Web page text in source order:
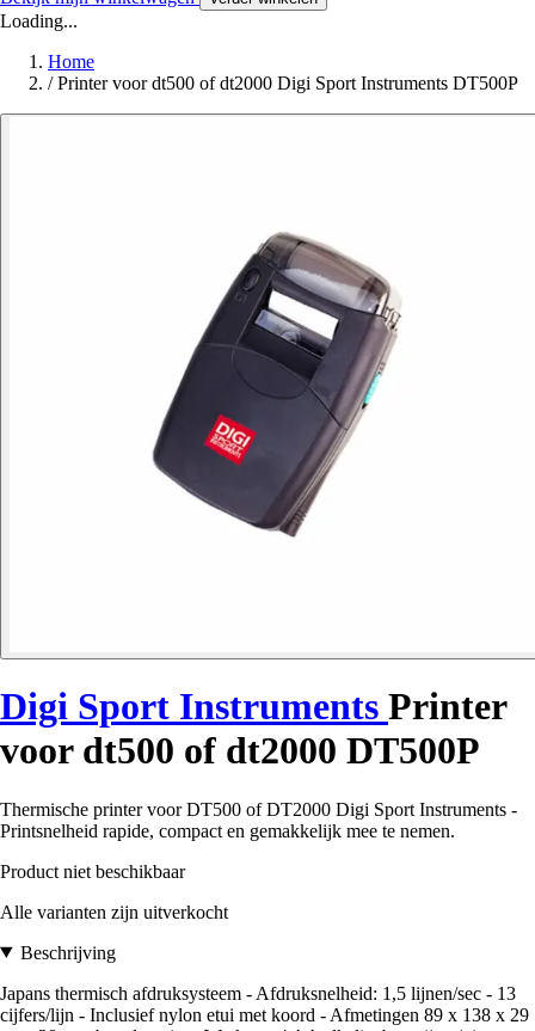
Loading...
Home
/ Printer voor dt500 of dt2000 Digi Sport Instruments DT500P
Digi Sport Instruments Printer
voor dt500 of dt2000 DT500P
Thermische printer voor DT500 of DT2000 Digi Sport Instruments -
Printsnelheid rapide, compact en gemakkelijk mee te nemen.
Product niet beschikbaar
Alle varianten zijn uitverkocht
Beschrijving
Japans thermisch afdruksysteem - Afdruksnelheid: 1,5 lijnen/sec - 13
cijfers/lijn - Inclusief nylon etui met koord - Afmetingen 89 x 138 x 29